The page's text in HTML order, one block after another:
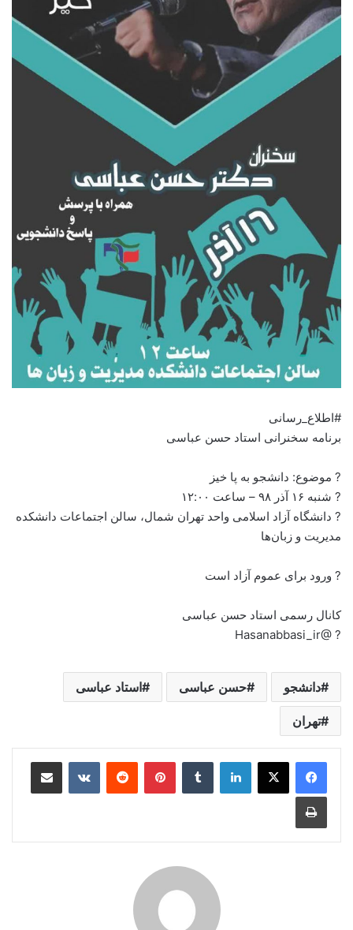
#اطلاع_رسانی
برنامه سخنرانی استاد حسن عباسی
? موضوع: دانشجو به پا خیز
? شنبه ۱۶ آذر ۹۸ – ساعت ۱۲:۰۰
? دانشگاه آزاد اسلامی واحد تهران شمال، سالن اجتماعات دانشکده
مدیریت و زبان‌ها
? ورود برای عموم آزاد است
کانال رسمی استاد حسن عباسی
? @Hasanabbasi_ir
دانشجو حسن عباسی استاد عباسی
تهران
لینکدین ‫تامبلر ‫پین‌ترست‫رددیت ‫VKontakteاشتراک گذاری از طریق ایمیل
چاپ